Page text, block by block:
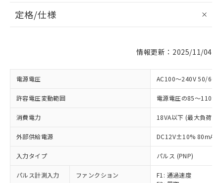
定格/仕様
情報更新：2025/11/04
電源電圧 AC100～240V 50/
許容電圧変動範囲 電源電圧の85～110%
消費電力 18VA以下 (最大負荷時)
外部供給電源 DC12V±10% 80mA
入力タイプ パルス (PNP)
パルス計測入力 ファンクション
F1: 通過速度